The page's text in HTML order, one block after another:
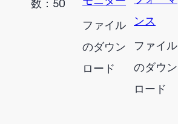
数：50
ファイル
のダウン
ロード
ンス
ファイル
のダウン
ロード